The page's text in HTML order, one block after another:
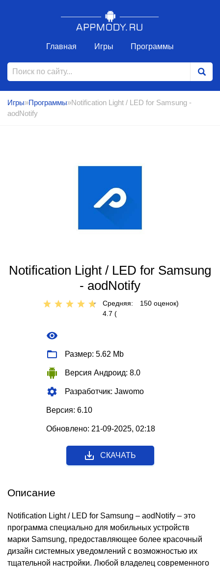
Главная Игры Программы
Игры»Программы»Notification Light / LED for Samsung -
aodNotify
Notification Light / LED for Samsung
- aodNotify
Средняя:
4.7 (
150 оценок)
Размер: 5.62 Mb
Версия Андроид: 8.0
Разработчик: Jawomo
Версия: 6.10
Обновлено: 21-09-2025, 02:18
СКАЧАТЬ
Описание
Notification Light / LED for Samsung – aodNotify – это
программа специально для мобильных устройств
марки Samsung, предоставляющее более красочный
дизайн системных уведомлений с возможностью их
тщательной настройки. Любой владелец современного